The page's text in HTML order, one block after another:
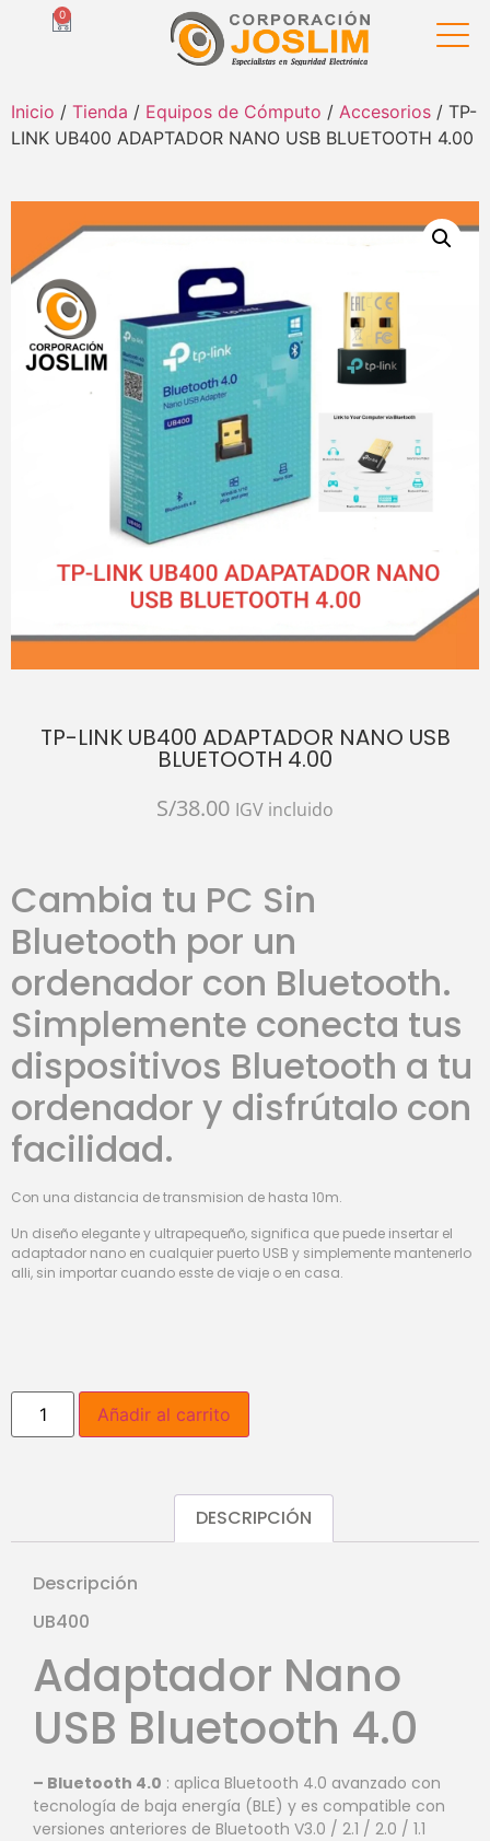
0
Inicio / Tienda / Equipos de Cómputo / Accesorios / TP-
LINK UB400 ADAPTADOR NANO USB BLUETOOTH 4.00
TP-LINK UB400 ADAPTADOR NANO USB
BLUETOOTH 4.00
S/38.00 IGV incluido
Cambia tu PC Sin
Bluetooth por un
ordenador con Bluetooth.
Simplemente conecta tus
dispositivos Bluetooth a tu
ordenador y disfrútalo con
facilidad.
Con una distancia de transmision de hasta 10m.
Un diseño elegante y ultrapequeño, significa que puede insertar el
adaptador nano en cualquier puerto USB y simplemente mantenerlo
alli, sin importar cuando esste de viaje o en casa.
Añadir al carrito
DESCRIPCIÓN
Descripción
UB400
Adaptador Nano
USB Bluetooth 4.0
– Bluetooth 4.0 : aplica Bluetooth 4.0 avanzado con
tecnología de baja energía (BLE) y es compatible con
versiones anteriores de Bluetooth V3.0 / 2.1 / 2.0 / 1.1